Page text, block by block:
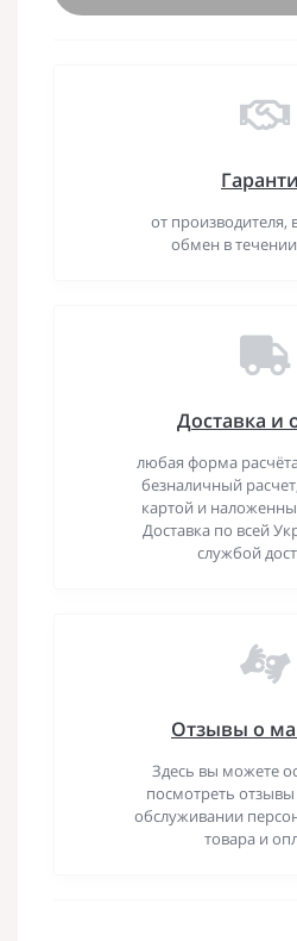
от производителя,
обмен в
Доставка и
любая форма
безналичный
картой и
Доставка по всей
службой
Отзывы о
Здесь вы можете
посмотреть
обслуживании
товара и